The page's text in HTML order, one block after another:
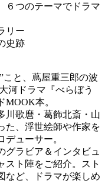
６つのテーマでドラマ
リー
史跡
こと、蔦屋重三郎の波
河ドラマ『べらぼう
MOOK本。
川歌麿・葛飾北斎・山
た、浮世絵師や作家を
ューサー。
グラビア＆インタビュ
スト陣をご紹介。スト
など、ドラマが楽しめ